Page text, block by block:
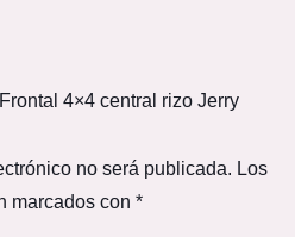
4×4 central rizo Jerry
no será publicada. Los
marcados con *